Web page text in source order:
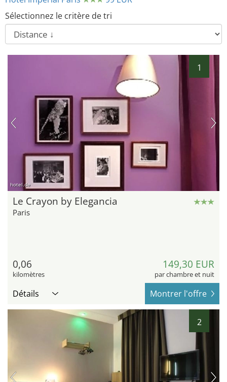
Sélectionnez le critère de tri
1
hotel.de
Le Crayon by Elegancia
Paris
0,06
kilomètres
149,30 EUR
par chambre et nuit
Détails Montrer l'offre
2